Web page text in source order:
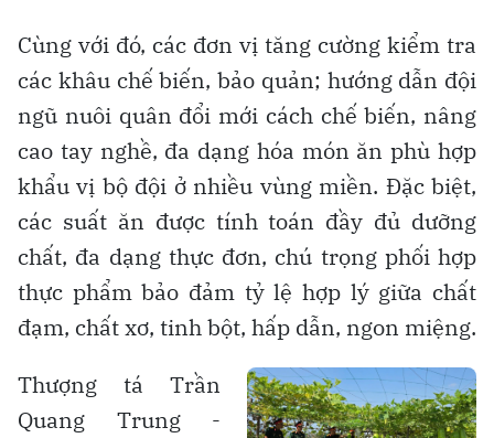
Cùng với đó, các đơn vị tăng cường kiểm tra
các khâu chế biến, bảo quản; hướng dẫn đội
ngũ nuôi quân đổi mới cách chế biến, nâng
cao tay nghề, đa dạng hóa món ăn phù hợp
khẩu vị bộ đội ở nhiều vùng miền. Đặc biệt,
các suất ăn được tính toán đầy đủ dưỡng
chất, đa dạng thực đơn, chú trọng phối hợp
thực phẩm bảo đảm tỷ lệ hợp lý giữa chất
đạm, chất xơ, tinh bột, hấp dẫn, ngon miệng.
Thượng tá Trần
Quang Trung -